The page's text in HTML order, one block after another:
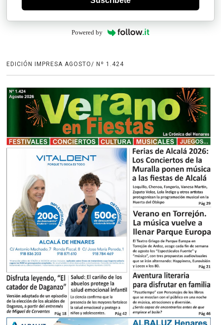
Powered by
EDICIÓN IMPRESA AGOSTO/ Nº 1.424